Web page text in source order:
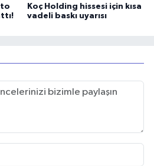
Koç Holding hissesi için kısa
vadeli baskı uyarısı